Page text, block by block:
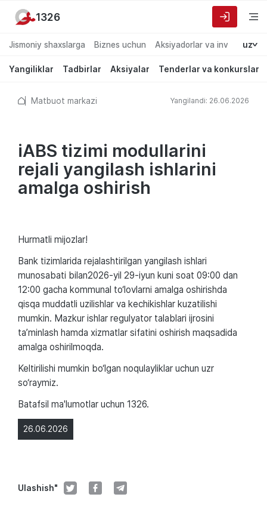
Jismoniy shaxslarga Biznes uchun Aksiyadorlar va investorlarga
uz
Yangiliklar Tadbirlar Aksiyalar Tenderlar va konkurslar
1326
Matbuot markazi Yangilandi: 26.06.2026
iABS tizimi modullarini
rejali yangilash ishlarini
amalga oshirish
26.06.2026
Ulashish"
Hurmatli mijozlar!
Bank tizimlarida rejalashtirilgan yangilash ishlari
munosabati bilan2026-yil 29-iyun kuni soat 09:00 dan
12:00 gacha kommunal to‘lovlarni amalga oshirishda
qisqa muddatli uzilishlar va kechikishlar kuzatilishi
mumkin. Mazkur ishlar regulyator talablari ijrosini
ta’minlash hamda xizmatlar sifatini oshirish maqsadida
amalga oshirilmoqda.
Keltirilishi mumkin bo‘lgan noqulayliklar uchun uzr
so‘raymiz.
Batafsil ma'lumotlar uchun 1326.